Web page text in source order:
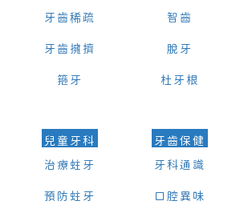
牙齒稀疏
牙齒擁擠
箍牙
智齒
脫牙
杜牙根
兒童牙科
治療蛀牙
預防蛀牙
牙齒保健
牙科通識
口腔異味